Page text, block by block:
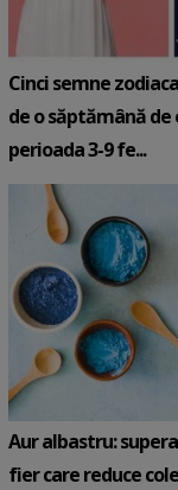
Cinci semne
de o săptămână de
perioada 3-9 fe...
Aur albastru:
fier care reduce